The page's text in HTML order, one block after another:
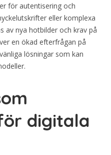
för autentisering och
eller komplexa
av nya hotbilder och krav på
en ökad efterfrågan på
lösningar som kan
digitala